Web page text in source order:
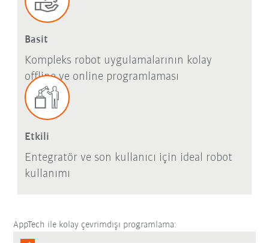
Basit
Kompleks robot uygulamalarının kolay
offline ve online programlaması
Etkili
Entegratör ve son kullanıcı için ideal robot
kullanımı
AppTech ile kolay çevrimdışı programlama: